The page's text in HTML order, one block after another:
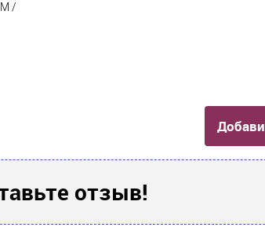
/
отзыв!